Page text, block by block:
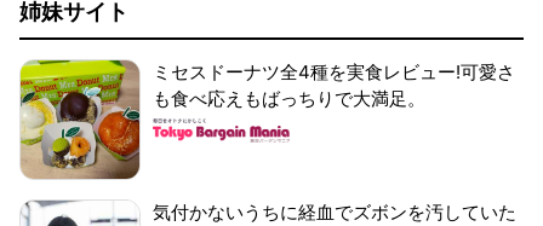
姉妹サイト
ミセスドーナツ全4種を実食レビュー!可愛さ
も食べ応えもばっちりで大満足。
気付かないうちに経血でズボンを汚していた